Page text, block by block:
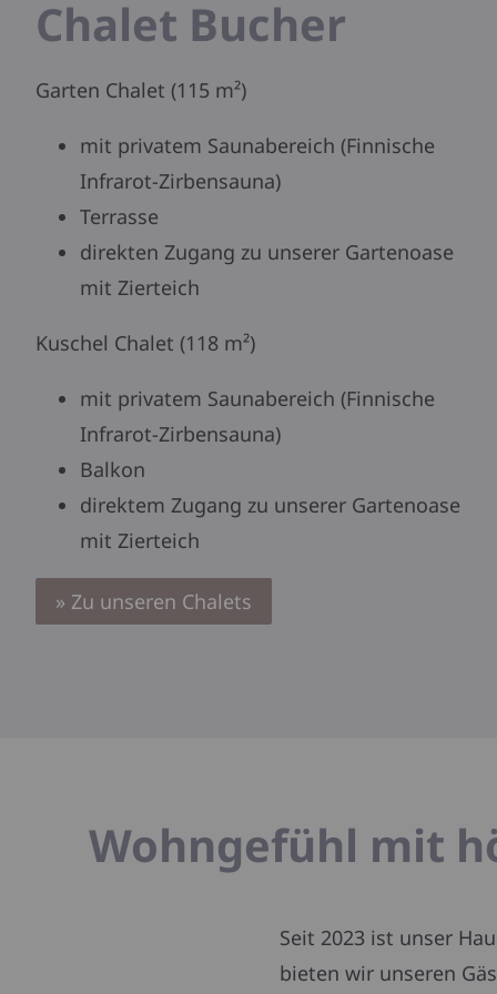
Chalet Bucher
Garten Chalet (115 m²)
mit privatem Saunabereich (Finnische
Infrarot-Zirbensauna)
Terrasse
direkten Zugang zu unserer Gartenoase
mit Zierteich
Kuschel Chalet (118 m²)
mit privatem Saunabereich (Finnische
Infrarot-Zirbensauna)
Balkon
direktem Zugang zu unserer Gartenoase
mit Zierteich
» Zu unseren Chalets
Wohngefühl mit
Seit 2023 ist unser
bieten wir unseren